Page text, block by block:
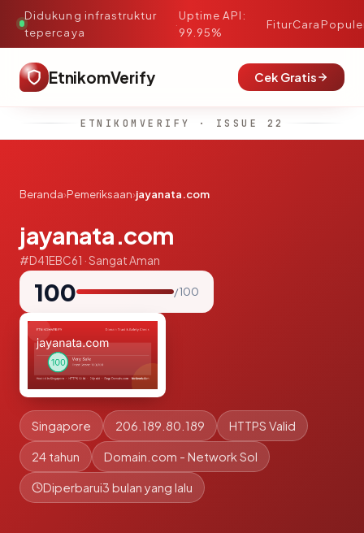
Didukung infrastruktur
tepercaya
·
Uptime API:
99.95%
FiturCara
EtnikomVerify Cek Gratis
ETNIKOMVERIFY · ISSUE 22
Beranda›Pemeriksaan›jayanata.com
jayanata.com
#D41EBC61 · Sangat Aman
100 / 100
Singapore 206.189.80.189 HTTPS Valid
24 tahun Domain.com - Network Sol
Diperbarui3 bulan yang lalu